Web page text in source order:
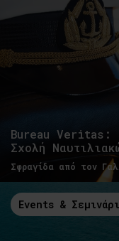
Bureau Veritas:
Σχολή
Σφραγίδα από τον
Events &